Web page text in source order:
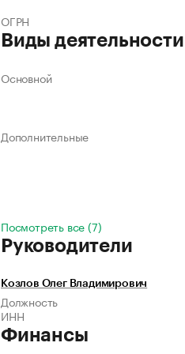
ОГРН
Виды деятельности
Основной
Дополнительные
Посмотреть все (7)
Руководители
Козлов Олег Владимирович
Должность
ИНН
Финансы